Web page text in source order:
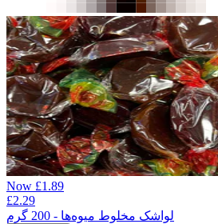
Now £1.89
£2.29
لواشک مخلوط میوه‌ها - 200 گرم